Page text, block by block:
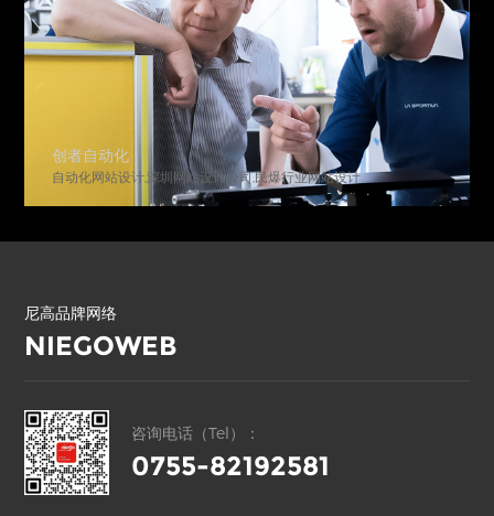
网站设计公司,民爆行业网站设计
城脉地产
地产公司官网设计,高端
尼高品牌网络
NIEGOWEB
咨询电话（Tel）：
0755-82192581